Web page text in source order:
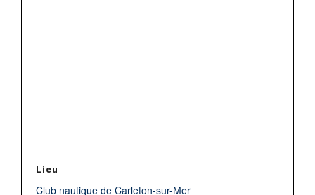
Lieu
Club nautique de Carleton-sur-Mer